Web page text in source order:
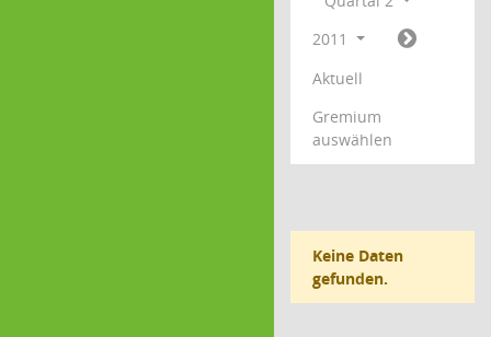
2011
Aktuell
Gremium
auswählen
Keine Daten
gefunden.